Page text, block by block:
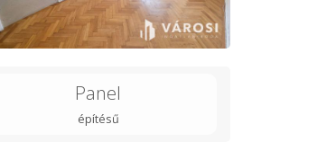
Panel
építésű